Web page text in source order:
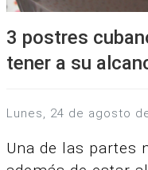
3 postres
tener a su
lunes, 24 de agosto
Una de las partes